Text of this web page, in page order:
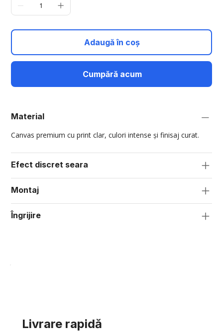
Adaugă în coș
Cumpără acum
Material
Canvas premium cu print clar, culori intense și finisaj curat.
Efect discret seara
Montaj
Îngrijire
Livrare rapidă